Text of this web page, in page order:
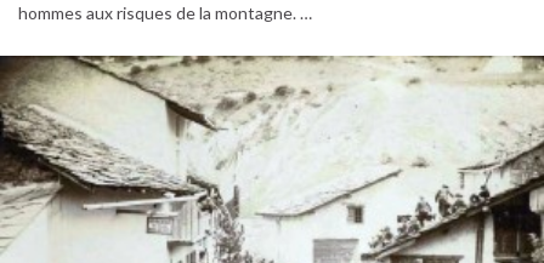
hommes aux risques de la montagne. …